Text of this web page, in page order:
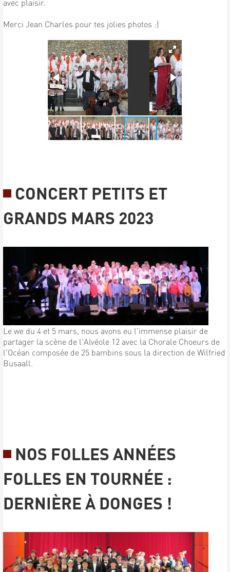
Merci Jean Charles pour tes jolies photos :)
CONCERT PETITS ET
GRANDS MARS 2023
Le we du 4 et 5 mars, nous avons eu l'immense plaisir de
partager la scène de l'Alvéole 12 avec la Chorale Choeurs de
l'Océan composée de 25 bambins sous la direction de Wilfried
Busaall.
NOS FOLLES ANNÉES
FOLLES EN TOURNÉE :
DERNIÈRE À DONGES !